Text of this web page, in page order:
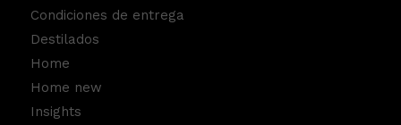
Condiciones de entrega
Destilados
Home
Home new
Insights